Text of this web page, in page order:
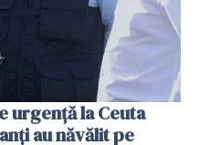
urgență la Ceuta
au năvălit pe